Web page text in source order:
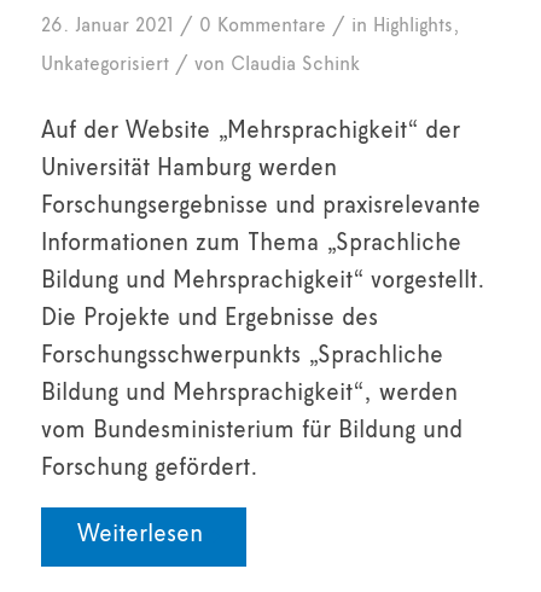
26. Januar 2021 / 0 Kommentare / in Highlights,
Unkategorisiert / von Claudia Schink
Auf der Website „Mehrsprachigkeit“ der
Universität Hamburg werden
Forschungsergebnisse und praxisrelevante
Informationen zum Thema „Sprachliche
Bildung und Mehrsprachigkeit“ vorgestellt.
Die Projekte und Ergebnisse des
Forschungsschwerpunkts „Sprachliche
Bildung und Mehrsprachigkeit“, werden
vom Bundesministerium für Bildung und
Forschung gefördert.
Weiterlesen